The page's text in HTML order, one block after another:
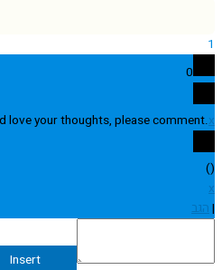
Would love your thoughts, please
Insert